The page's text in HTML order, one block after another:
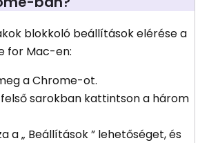
blokkoló beállítások elérése a
for Mac-en:
a Chrome-ot.
felső sarokban kattintson a három
a „ Beállítások ” lehetőséget, és